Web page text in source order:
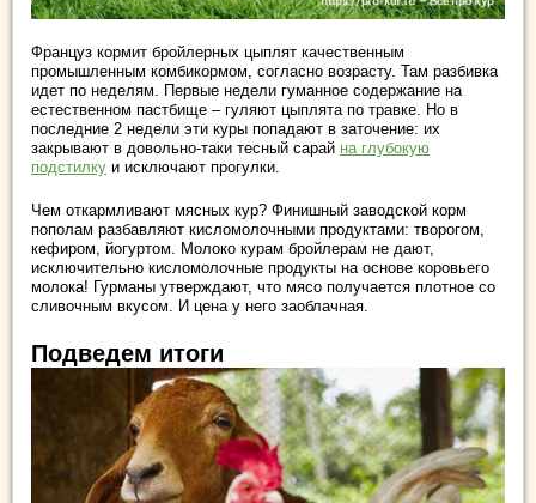
Француз кормит бройлерных цыплят качественным
промышленным комбикормом, согласно возрасту. Там разбивка
идет по неделям. Первые недели гуманное содержание на
естественном пастбище – гуляют цыплята по травке. Но в
последние 2 недели эти куры попадают в заточение: их
закрывают в довольно-таки тесный сарай на глубокую
подстилку и исключают прогулки.
Чем откармливают мясных кур? Финишный заводской корм
пополам разбавляют кисломолочными продуктами: творогом,
кефиром, йогуртом. Молоко курам бройлерам не дают,
исключительно кисломолочные продукты на основе коровьего
молока! Гурманы утверждают, что мясо получается плотное со
сливочным вкусом. И цена у него заоблачная.
Подведем итоги